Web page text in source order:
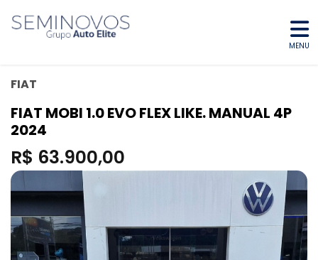
MENU
FIAT
FIAT MOBI 1.0 EVO FLEX LIKE. MANUAL 4P
2024
R$ 63.900,00